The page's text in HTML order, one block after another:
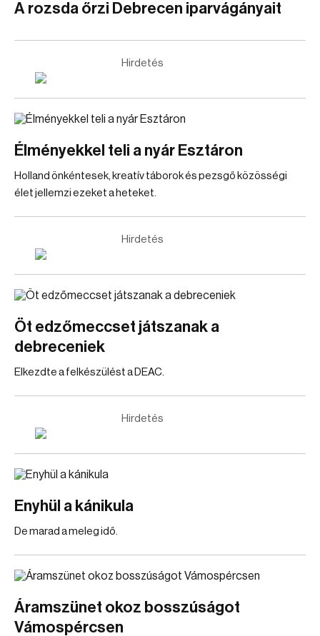
A rozsda őrzi Debrecen iparvágányait
Hirdetés
Élményekkel teli a nyár Esztáron
Holland önkéntesek, kreatív táborok és pezsgő közösségi
élet jellemzi ezeket a heteket.
Hirdetés
Öt edzőmeccset játszanak a
debreceniek
Elkezdte a felkészülést a DEAC.
Hirdetés
Enyhül a kánikula
De marad a meleg idő.
Áramszünet okoz bosszúságot
Vámospércsen